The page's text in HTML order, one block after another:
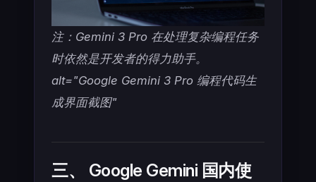
注：Gemini 3 Pro 在处理复杂编程任务
时依然是开发者的得力助手。
alt="Google Gemini 3 Pro 编程代码生
成界面截图"
三、 Google Gemini 国内使